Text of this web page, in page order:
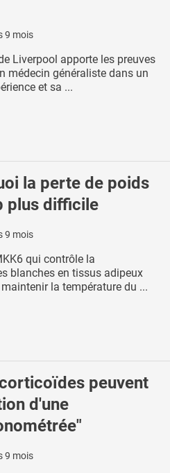
9 mois
Liverpool apporte les preuves
médecin généraliste dans un
et sa ...
la perte de poids
plus difficile
9 mois
qui contrôle la
blanches en tissus adipeux
la température du ...
peuvent
d'une
9 mois